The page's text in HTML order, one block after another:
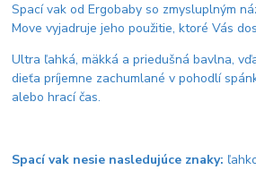
Spací vak od Ergobaby so zmysluplným
Move vyjadruje jeho použitie, ktoré Vás
Ultra ľahká, mäkká a priedušná bavlna,
dieťa príjemne zachumlané v pohodlí
alebo hrací čas.
Spací vak nesie nasledujúce znaky: